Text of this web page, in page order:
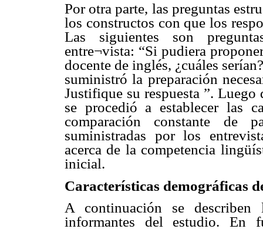
Por otra parte, las preguntas
los constructos con que los
Las siguientes son
entre¬vista: “Si pudiera
docente de inglés, ¿cuáles
suministró la preparación
Justifique su respuesta ”.
se procedió a establecer las
comparación constante de
suministradas por los
acerca de la competencia
inicial.
Características demográficas
A continuación se describen
informantes del estudio. En